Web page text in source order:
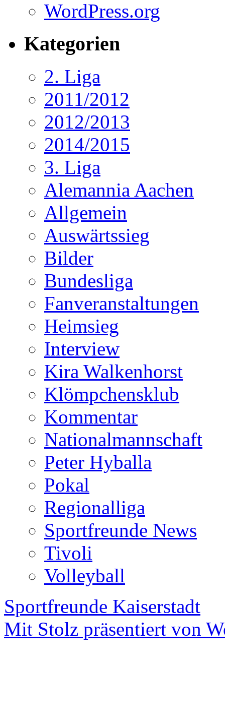
WordPress.org
Kategorien
2. Liga
2011/2012
2012/2013
2014/2015
3. Liga
Alemannia Aachen
Allgemein
Auswärtssieg
Bilder
Bundesliga
Fanveranstaltungen
Heimsieg
Interview
Kira Walkenhorst
Klömpchensklub
Kommentar
Nationalmannschaft
Peter Hyballa
Pokal
Regionalliga
Sportfreunde News
Tivoli
Volleyball
Sportfreunde Kaiserstadt
Mit Stolz präsentiert von